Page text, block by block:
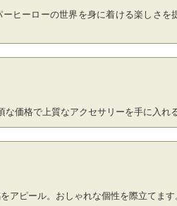
ヒーローの世界を身に着ける楽しさを
な価格で上質なアクセサリーを手に入れ
アピール。おしゃれな個性を際立てます